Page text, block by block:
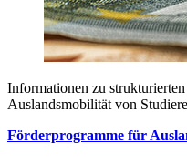
Informationen zu
Auslandsmobilität von
Förderprogramme für